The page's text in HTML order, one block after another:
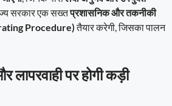
सरकार एक सख्तप्रशासनिक और तकनीकी
Procedure)तैयार करेगी, जिसका पालन
लापरवाही पर होगी कड़ी